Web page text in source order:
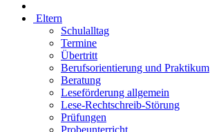
Eltern
Schulalltag
Termine
Übertritt
Berufsorientierung und Praktikum
Beratung
Leseförderung allgemein
Lese-Rechtschreib-Störung
Prüfungen
Probeunterricht